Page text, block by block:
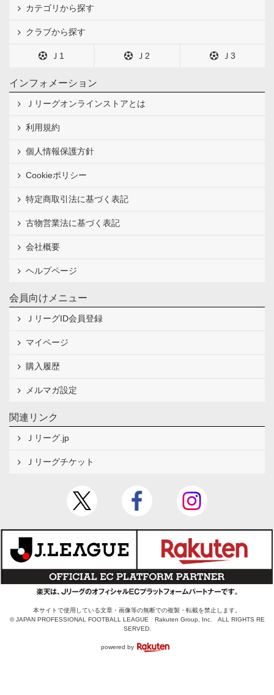
カテゴリから探す
クラブから探す
Ｊ1 Ｊ2 Ｊ3
インフォメーション
Ｊリーグオンラインストアとは
利用規約
個人情報保護方針
Cookieポリシー
特定商取引法に基づく表記
古物営業法に基づく表記
会社概要
ヘルプページ
会員向けメニュー
ＪリーグID会員登録
マイページ
購入履歴
メルマガ設定
関連リンク
Ｊリーグ.jp
Ｊリーグチケット
本サイトで使用している文章・画像等の無断での複製・転載を禁止します。
© JAPAN PROFESSIONAL FOOTBALL LEAGUE Rakuten Group, Inc. ALL RIGHTS RE
SERVED.
powered by